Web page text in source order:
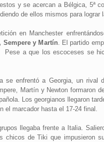
y se acercan a Bélgica, 5ª
de ellos mismos para
en Manchester
Sempere y Martín. El partido
a que los escoceses se
se enfrentó a Georgia, un
Martín y Newton formaron
Los georgianos llegaron
el marcador hasta el 17-24 final.
llegaba frente a Italia.
chicos de Tiki que impusieron